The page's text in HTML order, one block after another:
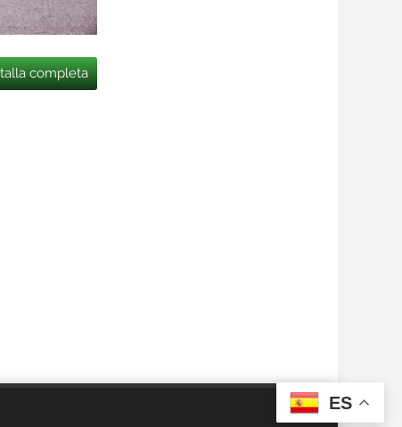
completa
ES